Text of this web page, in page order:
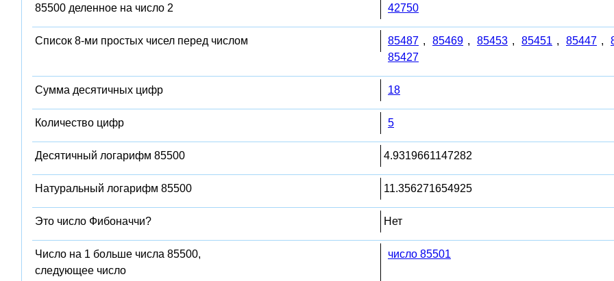
85500 деленное на число 2 42750
Список 8-ми простых чисел перед числом 85487 , 85469 , 85453 , 85451 , 85447 ,
85427
Сумма десятичных цифр 18
Количество цифр 5
Десятичный логарифм 85500 4.9319661147282
Натуральный логарифм 85500 11.356271654925
Это число Фибоначчи? Нет
Число на 1 больше числа 85500,
следующее число
число 85501